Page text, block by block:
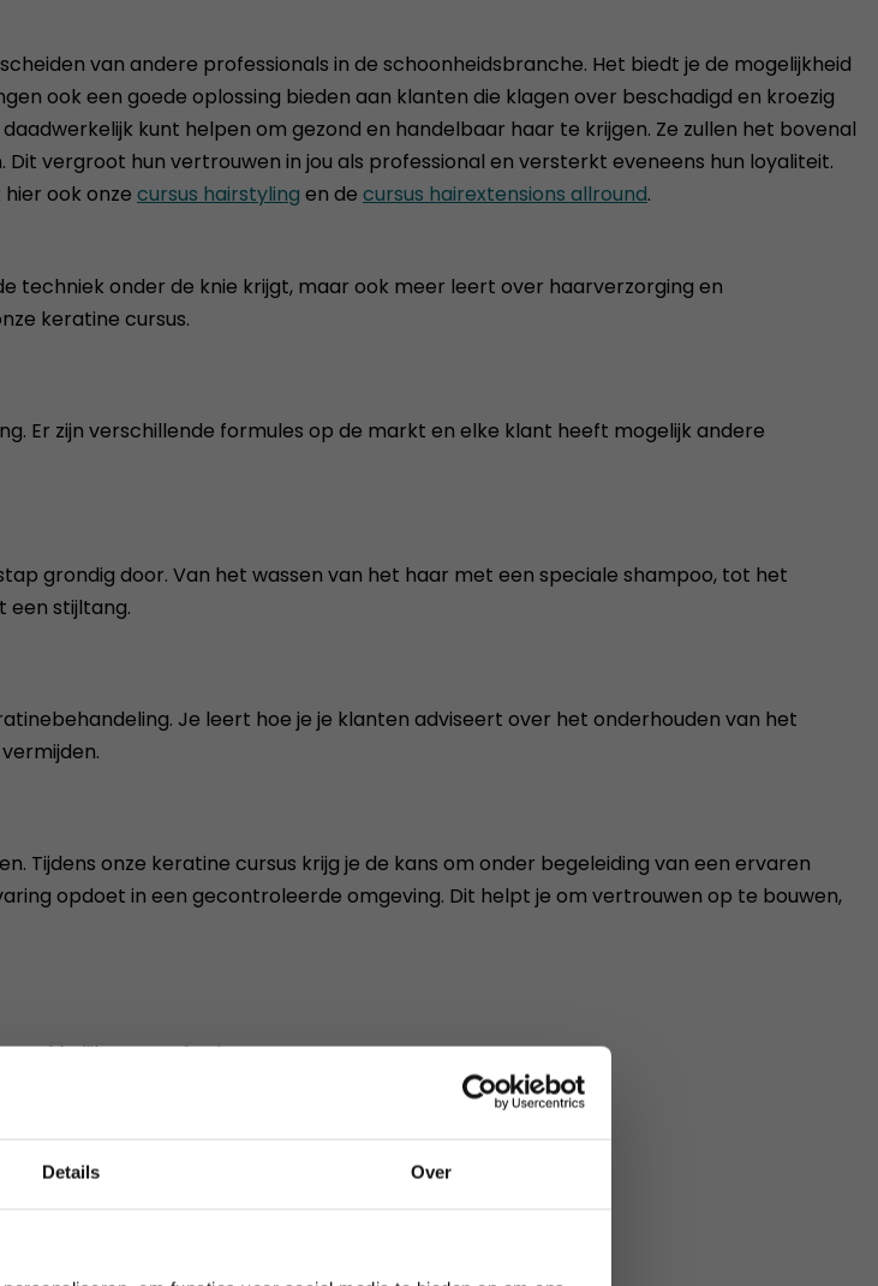
Details Over
van andere professionals in de schoonheidsbranche. Het biedt je de mogelijkheid
ook een goede oplossing bieden aan klanten die klagen over beschadigd en kroezig
kunt helpen om gezond en handelbaar haar te krijgen. Ze zullen het bovenal
vergroot hun vertrouwen in jou als professional en versterkt eveneens hun loyaliteit.
ook onze cursus hairstyling en de cursus hairextensions allround.
techniek onder de knie krijgt, maar ook meer leert over haarverzorging en
keratine cursus.
Er zijn verschillende formules op de markt en elke klant heeft mogelijk andere
grondig door. Van het wassen van het haar met een speciale shampoo, tot het
een stijltang.
Je leert hoe je je klanten adviseert over het onderhouden van het
Tijdens onze keratine cursus krijg je de kans om onder begeleiding van een ervaren
opdoet in een gecontroleerde omgeving. Dit helpt je om vertrouwen op te bouwen,
te stylen is.
afhankelijk van het haartype en de nazorg.
10% korting verlengd t.e.m. 7 augustus 2026.